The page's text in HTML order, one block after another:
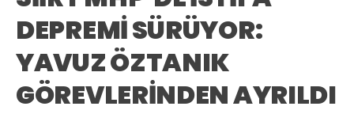
DEPREMİ SÜRÜYOR:
YAVUZ ÖZTANIK
GÖREVLERİNDEN AYRILDI